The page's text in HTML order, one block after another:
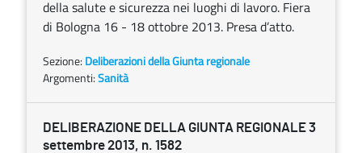
della salute e sicurezza nei luoghi di lavoro. Fiera
di Bologna 16 - 18 ottobre 2013. Presa d’atto.
Sezione: Deliberazioni della Giunta regionale
Argomenti:Sanità
DELIBERAZIONE DELLA GIUNTA REGIONALE 3
settembre 2013, n. 1582